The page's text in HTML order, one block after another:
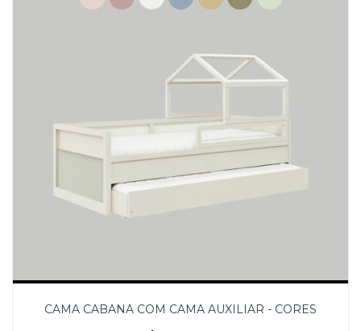
CAMA CABANA COM CAMA AUXILIAR - CORES